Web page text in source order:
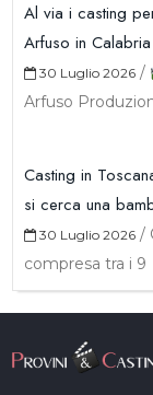
Al via i casting
Arfuso in Calabria
30 Luglio 2026 /
Arfuso
Casting in
si cerca una
30 Luglio 2026 /
compresa tra i 9